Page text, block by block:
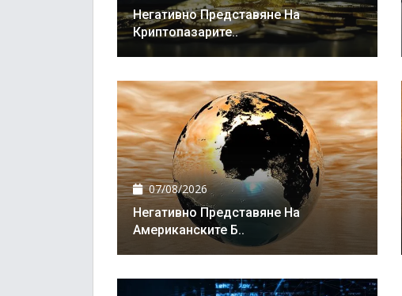
Негативно Представяне На
Криптопазарите..
07/08/2026
Негативно Представяне На
Американските Б..